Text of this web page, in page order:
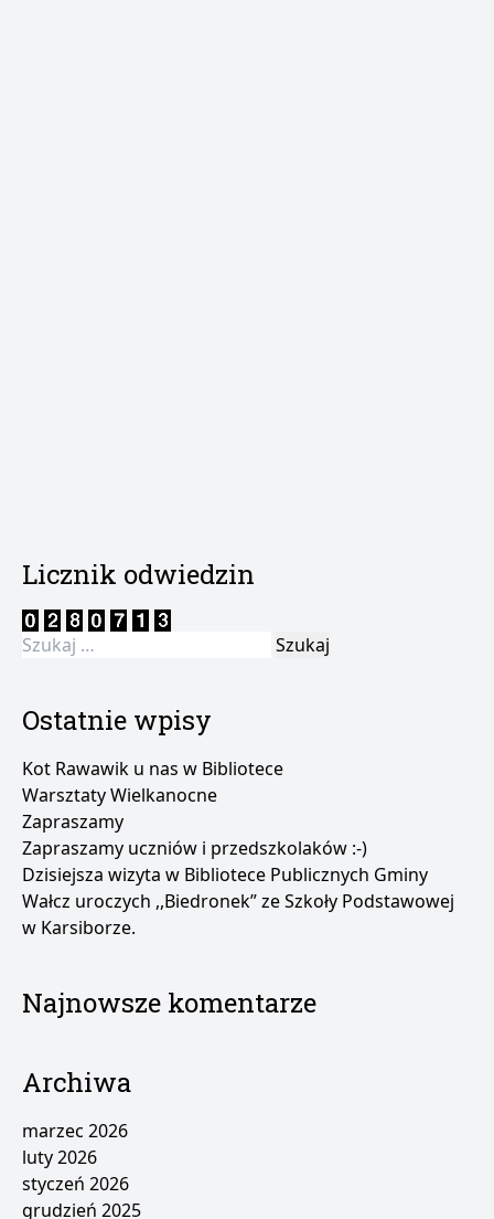
Licznik odwiedzin
Szukaj:
Ostatnie wpisy
Kot Rawawik u nas w Bibliotece
Warsztaty Wielkanocne
Zapraszamy
Zapraszamy uczniów i przedszkolaków :-)
Dzisiejsza wizyta w Bibliotece Publicznych Gminy
Wałcz uroczych ,,Biedronek” ze Szkoły Podstawowej
w Karsiborze.
Najnowsze komentarze
Archiwa
marzec 2026
luty 2026
styczeń 2026
grudzień 2025